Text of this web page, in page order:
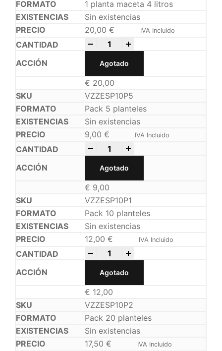
1 planta maceta 4 litros
Sin existencias
20,00€ IVA Incluido
Agotado
€ 20,00
VZZESP10P5
Pack 5 planteles
Sin existencias
9,00€ IVA Incluido
Agotado
€ 9,00
VZZESP10P1
Pack 10 planteles
Sin existencias
12,00€ IVA Incluido
Agotado
€ 12,00
VZZESP10P2
Pack 20 planteles
Sin existencias
17,50€ IVA Incluido